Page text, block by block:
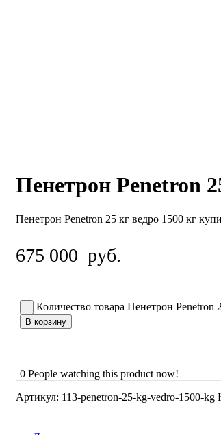
Пенетрон Penetron
Пенетрон Penetron 25 кг ведро 1500 кг
675 000 руб.
Количество товара Пенетрон Penetron
В корзину
0 People watching this product now!
Артикул: 113-penetron-25-kg-vedro-1500-kg